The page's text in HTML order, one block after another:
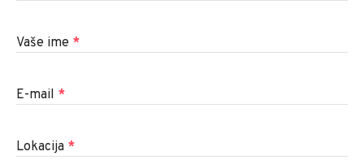
Vaše ime *
E-mail *
Lokacija *